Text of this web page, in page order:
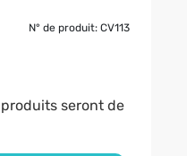
N° de produit: CV113
seront de